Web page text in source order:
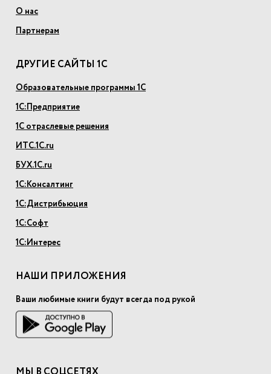
О нас
Партнерам
ДРУГИЕ САЙТЫ 1С
Образовательные программы 1С
1С:Предприятие
1С отраслевые решения
ИТС.1С.ru
БУХ.1С.ru
1С:Консалтинг
1С:Дистрибьюция
1С:Софт
1С:Интерес
НАШИ ПРИЛОЖЕНИЯ
Ваши любимые книги будут всегда под рукой